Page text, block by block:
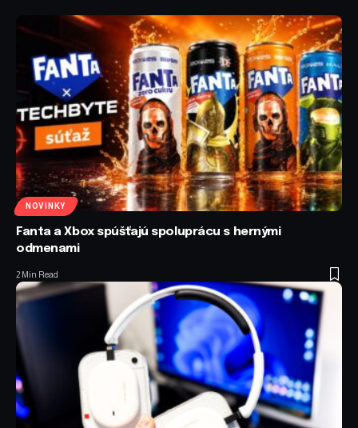
NOVINKY
Fanta a Xbox spúšťajú spoluprácu s hernými
odmenami
2 Min Read